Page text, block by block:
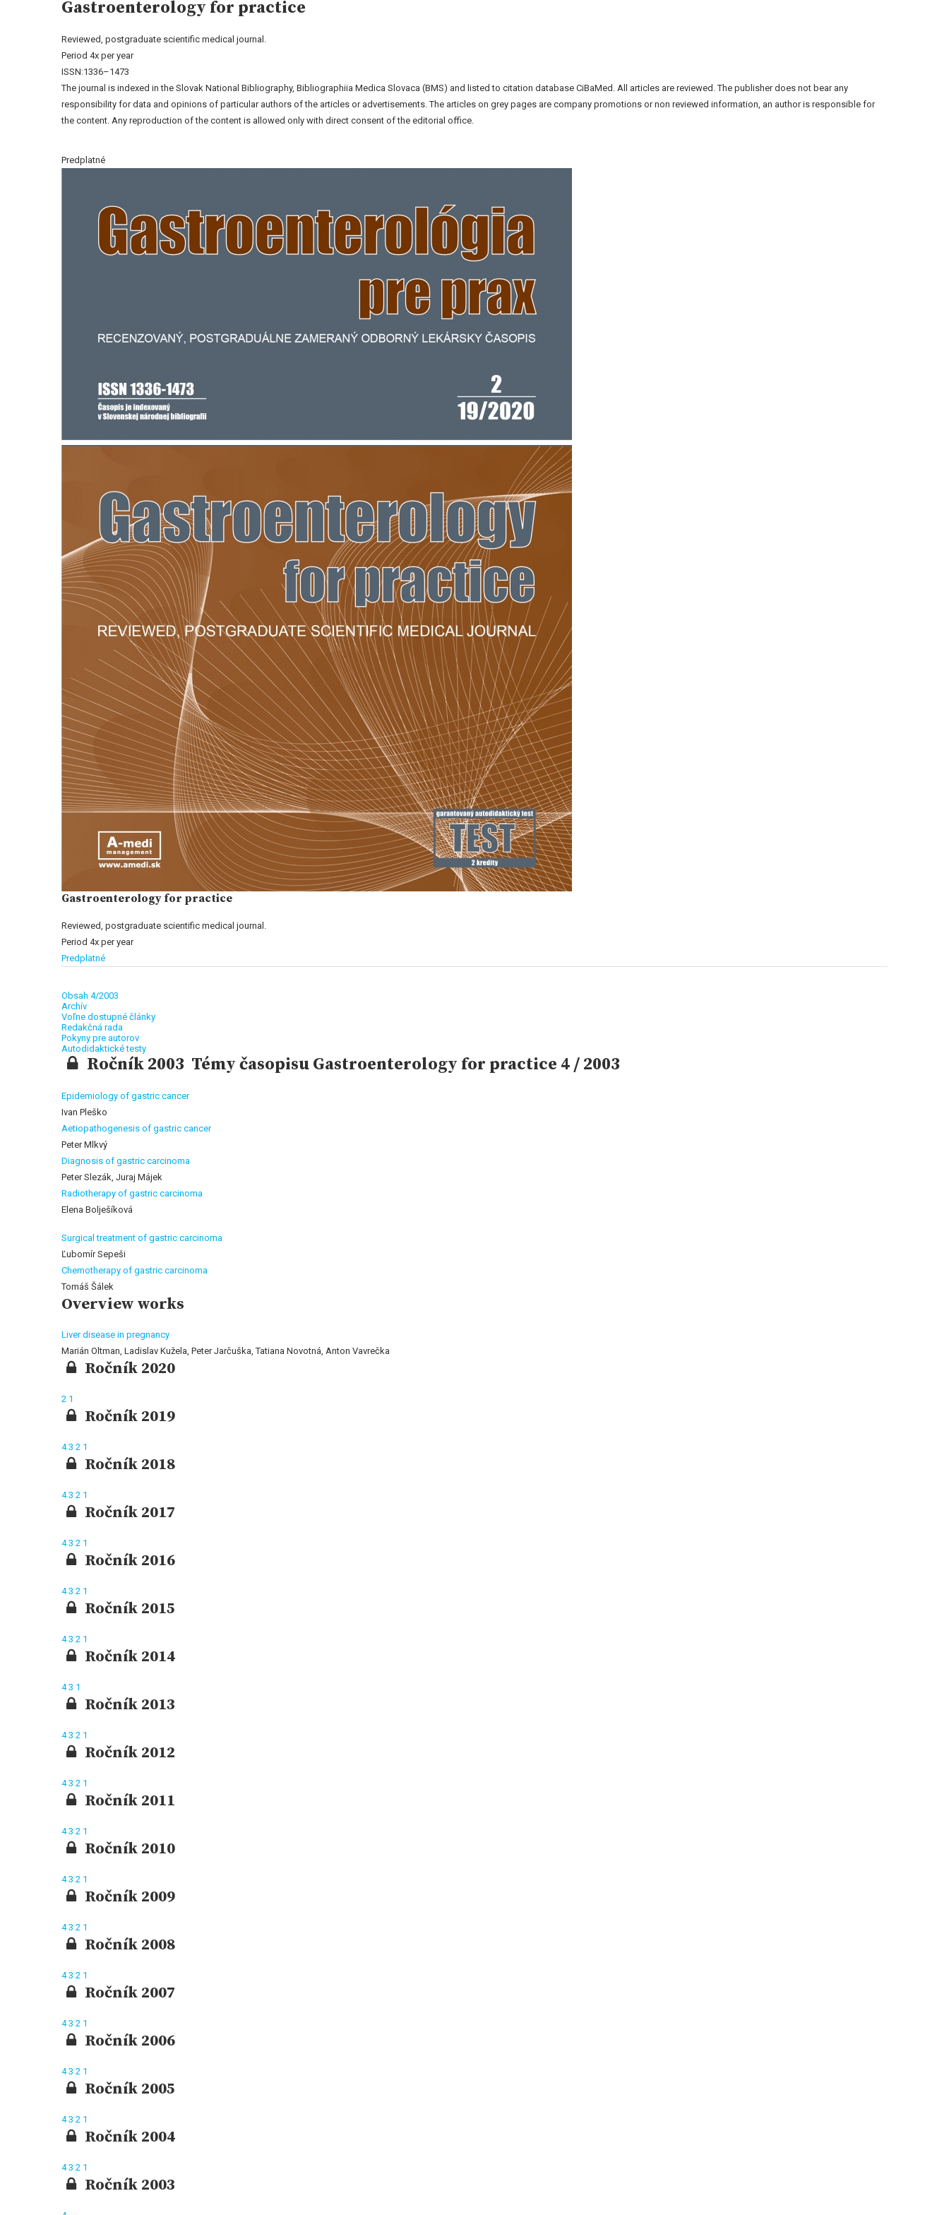
Gastroenterology for practice
Reviewed, postgraduate scientific medical journal.
Period 4x per year
ISSN:1336–1473
The journal is indexed in the Slovak National Bibliography, Bibliographiia Medica Slovaca (BMS) and listed to citation database CiBaMed. All articles are reviewed. The publisher does not bear any
responsibility for data and opinions of particular authors of the articles or advertisements. The articles on grey pages are company promotions or non reviewed information, an author is responsible for
the content. Any reproduction of the content is allowed only with direct consent of the editorial office.
Predplatné
Gastroenterology for practice
Reviewed, postgraduate scientific medical journal.
Period 4x per year
Predplatné
Obsah 4/2003
Archív
Voľne dostupné články
Redakčná rada
Pokyny pre autorov
Autodidaktické testy
Ročník 2003 Témy časopisu Gastroenterology for practice 4 / 2003
Epidemiology of gastric cancer
Ivan Pleško
Aetiopathogenesis of gastric cancer
Peter Mlkvý
Diagnosis of gastric carcinoma
Peter Slezák, Juraj Májek
Radiotherapy of gastric carcinoma
Elena Bolješíková
Surgical treatment of gastric carcinoma
Ľubomír Sepeši
Chemotherapy of gastric carcinoma
Tomáš Šálek
Overview works
Liver disease in pregnancy
Marián Oltman, Ladislav Kužela, Peter Jarčuška, Tatiana Novotná, Anton Vavrečka
Ročník 2020
2 1
Ročník 2019
43 2 1
Ročník 2018
43 2 1
Ročník 2017
43 2 1
Ročník 2016
43 2 1
Ročník 2015
43 2 1
Ročník 2014
43 1
Ročník 2013
43 2 1
Ročník 2012
43 2 1
Ročník 2011
43 2 1
Ročník 2010
43 2 1
Ročník 2009
43 2 1
Ročník 2008
43 2 1
Ročník 2007
43 2 1
Ročník 2006
43 2 1
Ročník 2005
43 2 1
Ročník 2004
43 2 1
Ročník 2003